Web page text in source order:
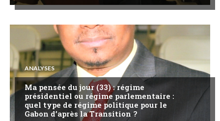
ANALYSES
Ma pensée du jour (33) : régime
présidentiel ou régime parlementaire :
quel type de régime politique pour le
Gabon d’après la Transition ?